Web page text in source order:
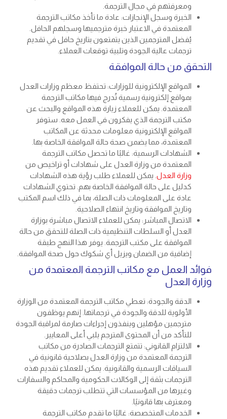
ومعرفتهم في مجال الترجمة.
الخبرة وسجل الإنجازات: عادة ما تأخذ مكاتب الترجمة
المعتمدة في الاعتبار خبرة مترجميها وسجلهم الحافل.
يُفضل المترجمين الذين يتمتعون بتاريخ حافل في تقديم
ترجمات عالية الجودة وتلبية توقعات العملاء.
التحقق من حالة الموافقة
المواقع الإلكترونية للوزارات: تحتفظ معظم وزارات العدل
بمواقع إلكترونية رسمية تُدرج فيها مكاتب الترجمة
المعتمدة. يمكن للعملاء زيارة هذه المواقع والبحث عن
مكتب الترجمة الذي يفكرون في العمل معه. ستوفر
المواقع الإلكترونية معلومات محدثة عن المكاتب
المعتمدة، مما يضمن صحة حالة الموافقة الخاصة بها.
الشهادات الرسمية: غالبًا ما تحصل مكاتب الترجمة
المعتمدة من وزارة العدل على شهادات أو تراخيص من
وزارة العدل . يمكن للعملاء طلب رؤية هذه الشهادات
كدليل على حالة الموافقة الخاصة بهم. تحتوي الشهادات
عادة على المعلومات ذات الصلة، بما في ذلك اسم المكتب
وتاريخ الموافقة وتاريخ انتهاء الصلاحية.
الاتصال المباشر: يمكن للعملاء الاتصال مباشرة بوزارة
العدل أو السلطات التنظيمية ذات الصلة للتحقق من حالة
الموافقة على مكتب الترجمة. يوفر هذا النهج طبقة
إضافية من الضمان ويزيل أي شكوك حول صحة الموافقة.
فوائد العمل مع مكاتب الترجمة المعتمدة من
وزارة العدل
الدقة والجودة: تعطي مكاتب الترجمة المعتمدة من الوزارة
الأولوية للدقة والجودة في ترجماتها. إنهم يوظفون
مترجمين مؤهلين وينفذون إجراءات صارمة لمراقبة الجودة
للتأكد من أن المحتوى المترجم يلبي أعلى المعايير.
الالتزام القانوني: تتمتع الترجمات الصادرة من مكاتب
الترجمة المعتمدة من وزارة العدل بصلاحية قانونية في
السياقات الرسمية والقانونية. يمكن للعملاء تقديم هذه
الترجمات بثقة إلى الوكالات الحكومية والمحاكم والسفارات
وغيرها من المؤسسات التي تتطلب ترجمات دقيقة
ومعترف بها قانونيًا.
الخدمات المتخصصة: غالبًا ما تقدم مكاتب الترجمة